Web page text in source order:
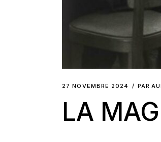
27 NOVEMBRE 2024 PAR
LA